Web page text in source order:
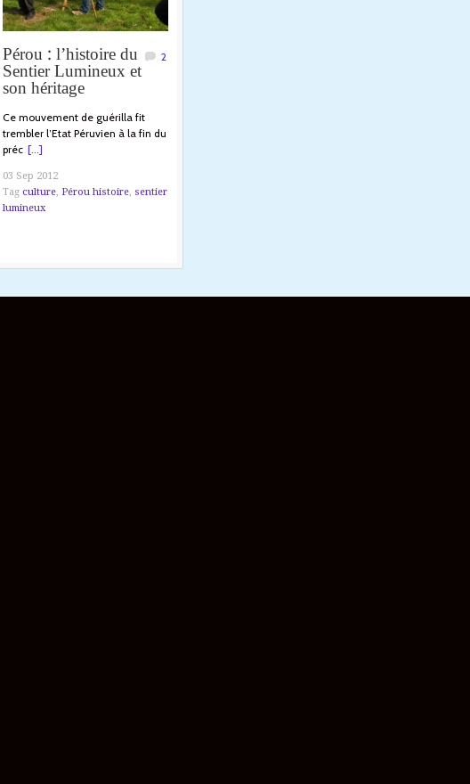
Pérou : l’histoire du
Sentier Lumineux et
son héritage
2
Ce mouvement de guérilla fit
trembler l’Etat Péruvien à la fin du
préc [...]
03 Sep 2012
Tag culture, Pérou histoire, sentier
lumineux